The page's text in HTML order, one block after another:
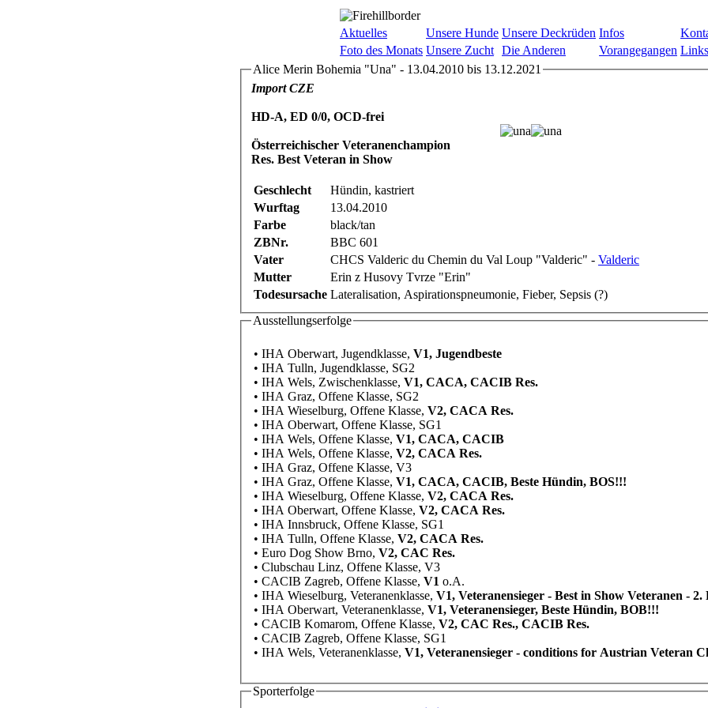
Aktuelles Unsere Hunde Unsere Deckrüden Infos
Foto des Monats Unsere Zucht Die Anderen Vorangegangen Links
Alice Merin Bohemia "Una" - 13.04.2010 bis 13.12.2021
Import CZE
HD-A, ED 0/0, OCD-frei
Österreichischer Veteranenchampion
Res. Best Veteran in Show
Geschlecht
Hündin, kastriert
Wurftag
13.04.2010
Farbe
black/tan
ZBNr.
BBC 601
Vater
CHCS Valderic du Chemin du Val Loup "Valderic" - Valderic
Mutter
Erin z Husovy Tvrze "Erin"
Todesursache Lateralisation, Aspirationspneumonie, Fieber, Sepsis (?)
Ausstellungserfolge
• IHA Oberwart, Jugendklasse, V1, Jugendbeste
• IHA Tulln, Jugendklasse, SG2
• IHA Wels, Zwischenklasse, V1, CACA, CACIB Res.
• IHA Graz, Offene Klasse, SG2
• IHA Wieselburg, Offene Klasse, V2, CACA Res.
• IHA Oberwart, Offene Klasse, SG1
• IHA Wels, Offene Klasse, V1, CACA, CACIB
• IHA Wels, Offene Klasse, V2, CACA Res.
• IHA Graz, Offene Klasse, V3
• IHA Graz, Offene Klasse, V1, CACA, CACIB, Beste Hündin, BOS!!!
• IHA Wieselburg, Offene Klasse, V2, CACA Res.
• IHA Oberwart, Offene Klasse, V2, CACA Res.
• IHA Innsbruck, Offene Klasse, SG1
• IHA Tulln, Offene Klasse, V2, CACA Res.
• Euro Dog Show Brno, V2, CAC Res.
• Clubschau Linz, Offene Klasse, V3
• CACIB Zagreb, Offene Klasse, V1 o.A.
• IHA Wieselburg, Veteranenklasse, V1, Veteranensieger - Best in Show Veteranen - 2.
• IHA Oberwart, Veteranenklasse, V1, Veteranensieger, Beste Hündin, BOB!!!
• CACIB Komarom, Offene Klasse, V2, CAC Res., CACIB Res.
• CACIB Zagreb, Offene Klasse, SG1
• IHA Wels, Veteranenklasse, V1, Veteranensieger - conditions for Austrian Veteran
Sporterfolge